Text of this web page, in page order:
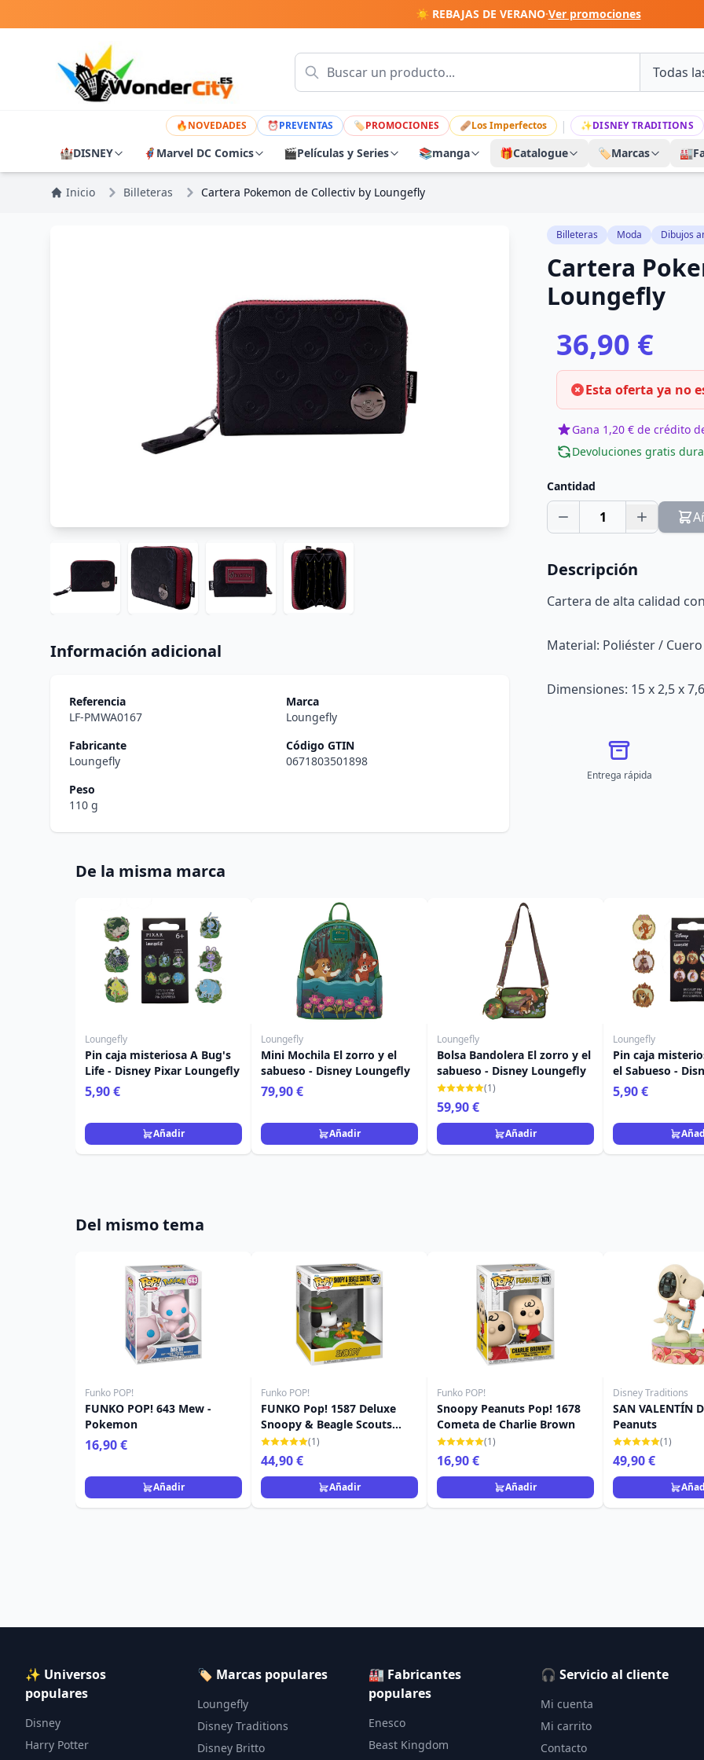
☀️ REBAJAS DE VERANO·Ver promociones
🔥NOVEDADES ⏰PREVENTAS 🏷PROMOCIONES 🩹Los Imperfectos | ✨DISNEY TRADITIONS
🏰DISNEY 🦸 Marvel DC Comics 🎬Películas y Series 📚manga 🎁Catalogue 🏷️Marcas 🏭
Inicio Billeteras Cartera Pokemon de Collectiv by Loungefly
Información adicional
Referencia
LF-PMWA0167
Marca
Loungefly
Fabricante
Loungefly
Código GTIN
0671803501898
Peso
110 g
Billeteras Moda Dibujos
Cartera
Loungefly
36,90 €
Esta oferta ya no
Gana 1,20 € de crédito
Devoluciones gratis
Cantidad
1
Descripción
Cartera de alta calidad
Material: Poliéster /
Dimensiones: 15 x 2,5 x
Entrega rápida
De la misma marca
Loungefly
Pin caja misteriosa A Bug's
Life - Disney Pixar Loungefly
5,90 €
Añadir
Loungefly
Mini Mochila El zorro y el
sabueso - Disney Loungefly
79,90 €
Añadir
Loungefly
Bolsa Bandolera El zorro y el
sabueso - Disney Loungefly
(1)
59,90 €
Añadir
Loungefly
Pin caja
el Sabueso -
Loungefly
5,90 €
Del mismo tema
Funko POP!
FUNKO POP! 643 Mew -
Pokemon
16,90 €
Añadir
Funko POP!
FUNKO Pop! 1587 Deluxe
Snoopy & Beagle Scouts
Camping - Snoopy Peanuts
(1)
44,90 €
Añadir
Funko POP!
Snoopy Peanuts Pop! 1678
Cometa de Charlie Brown
(1)
16,90 €
Añadir
Disney Traditions
SAN VALENTÍN
Peanuts
(1)
49,90 €
✨ Universos
populares
Disney
Harry Potter
🏷️ Marcas populares
Loungefly
Disney Traditions
Disney Britto
🏭 Fabricantes
populares
Enesco
Beast Kingdom
🎧 Servicio al cliente
Mi cuenta
Mi carrito
Contacto